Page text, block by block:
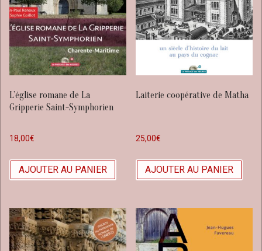
L’église romane de La
Gripperie Saint-Symphorien
18,00€
AJOUTER AU PANIER
Laiterie coopérative de Matha
25,00€
AJOUTER AU PANIER